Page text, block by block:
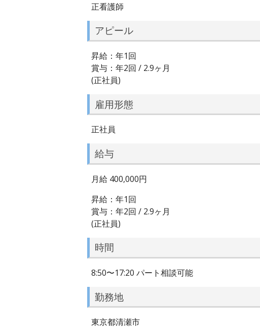
正看護師
アピール
昇給：年1回
賞与：年2回 / 2.9ヶ月
(正社員)
雇用形態
正社員
給与
月給 400,000円
昇給：年1回
賞与：年2回 / 2.9ヶ月
(正社員)
時間
8:50〜17:20 パート相談可能
勤務地
東京都清瀬市